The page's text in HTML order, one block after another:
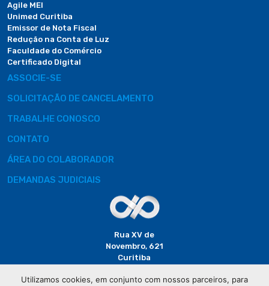
Agile MEI
Unimed Curitiba
Emissor de Nota Fiscal
Redução na Conta de Luz
Faculdade do Comércio
Certificado Digital
ASSOCIE-SE
SOLICITAÇÃO DE CANCELAMENTO
TRABALHE CONOSCO
CONTATO
ÁREA DO COLABORADOR
DEMANDAS JUDICIAIS
Rua XV de
Novembro, 621
Curitiba
Utilizamos cookies, em conjunto com nossos parceiros, para